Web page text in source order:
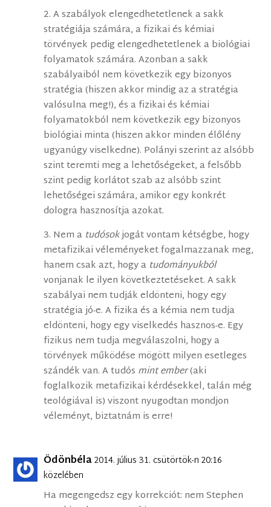
2. A szabályok elengedhetetlenek a sakk
stratégiája számára, a fizikai és kémiai
törvények pedig elengedhetetlenek a biológiai
folyamatok számára. Azonban a sakk
szabályaiból nem következik egy bizonyos
stratégia (hiszen akkor mindig az a stratégia
valósulna meg!), és a fizikai és kémiai
folyamatokból nem következik egy bizonyos
biológiai minta (hiszen akkor minden élőlény
ugyanúgy viselkedne). Polányi szerint az alsóbb
szint teremti meg a lehetőségeket, a felsőbb
szint pedig korlátot szab az alsóbb szint
lehetőségei számára, amikor egy konkrét
dologra hasznosítja azokat.
3. Nem a tudósokjogát vontam kétségbe, hogy
metafizikai véleményeket fogalmazzanak meg,
hanem csak azt, hogy a tudományukból
vonjanak le ilyen következtetéseket. A sakk
szabályai nem tudják eldönteni, hogy egy
stratégia jó-e. A fizika és a kémia nem tudja
eldönteni, hogy egy viselkedés hasznos-e. Egy
fizikus nem tudja megválaszolni, hogy a
törvények működése mögött milyen esetleges
szándék van. A tudós mint ember(aki
foglalkozik metafizikai kérdésekkel, talán még
teológiával is) viszont nyugodtan mondjon
véleményt, biztatnám is erre!
Ödönbéla2014. július 31. csütörtök-n 20:16
közelében
Ha megengedsz egy korrekciót: nem Stephen